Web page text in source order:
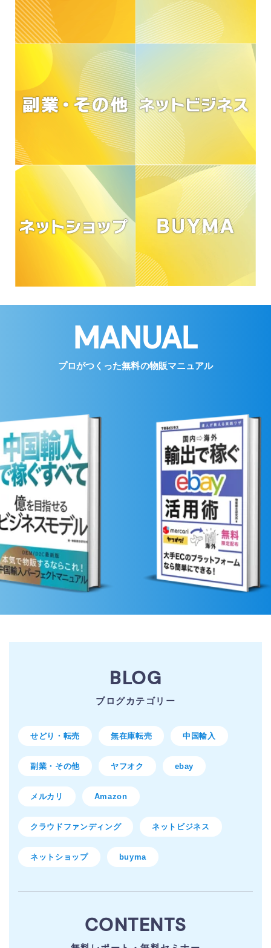
MANUAL
プロがつくった無料の物販マニュアル
BLOG
ブログカテゴリー
せどり・転売 無在庫転売 中国輸入
副業・その他 ヤフオク ebay
メルカリ Amazon
クラウドファンディング ネットビジネス
ネットショップ buyma
CONTENTS